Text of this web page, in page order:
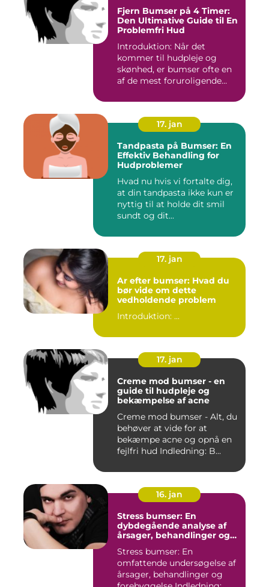
Fjern Bumser på 4 Timer:
Den Ultimative Guide til En
Problemfri Hud
Introduktion: Når det
kommer til hudpleje og
skønhed, er bumser ofte en
af de mest foruroligende
17. jan
Tandpasta på Bumser: En
Effektiv Behandling for
Hudproblemer
Hvad nu hvis vi fortalte dig,
at din tandpasta ikke kun er
nyttig til at holde dit smil
sundt og dit...
17. jan
Ar efter bumser: Hvad du
bør vide om dette
vedholdende problem
Introduktion: ...
17. jan
Creme mod bumser - en
guide til hudpleje og
bekæmpelse af acne
Creme mod bumser - Alt, du
behøver at vide for at
bekæmpe acne og opnå en
fejlfri hud Indledning: B...
16. jan
Stress bumser: En
dybdegående analyse af
årsager, behandlinger og
Stress bumser: En
omfattende undersøgelse af
årsager, behandlinger og